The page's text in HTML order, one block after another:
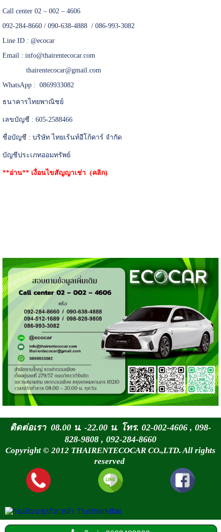
Call center 02 – 002 – 4606
092-284-8660 / 090-638-4888 / 086-993-3082
Line ID : @ecocar
Email : info@thairentecocar.com
thairentecocar@gmail.com
WhatsApp : 0869933082
ธนาคารไทยพาณิชย์
เลขบัญชี : 605-2588466
ชื่อบัญชี : บริษัท ไทยเร้นท์อีโก้คาร์ จำกัด
บัญชีประเภทออมทรัพย์
**อ่าน** เงื่อนไขสัญญาเช่า (คลิก)
ติดต่อเรา 08.00 น. -22.00 น. โทร. 02-002-4606 , 098-
828-9808 , 092-284-8660
Copyright © 2012 THAIRENTECOCAR CO.,LTD. All rights
reserved